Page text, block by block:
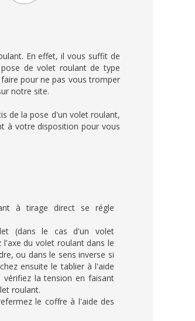
En effet, il vous suffit de
de volet roulant de type
pour ne pas vous tromper
notre site.
de la pose d'un volet roulant,
à votre disposition pour vous
à tirage direct se régle
(dans le cas d'un volet
du volet roulant dans le
ou dans le sens inverse si
ensuite le tablier à l'aide
la tension en faisant
roulant.
le coffre à l'aide des